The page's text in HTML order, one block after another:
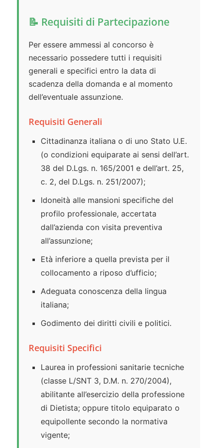
📝 Requisiti di Partecipazione
Per essere ammessi al concorso è
necessario possedere tutti i requisiti
generali e specifici entro la data di
scadenza della domanda e al momento
dell’eventuale assunzione.
Requisiti Generali
Cittadinanza italiana o di uno Stato U.E.
(o condizioni equiparate ai sensi dell’art.
38 del D.Lgs. n. 165/2001 e dell’art. 25,
c. 2, del D.Lgs. n. 251/2007);
Idoneità alle mansioni specifiche del
profilo professionale, accertata
dall’azienda con visita preventiva
all’assunzione;
Età inferiore a quella prevista per il
collocamento a riposo d’ufficio;
Adeguata conoscenza della lingua
italiana;
Godimento dei diritti civili e politici.
Requisiti Specifici
Laurea in professioni sanitarie tecniche
(classe L/SNT 3, D.M. n. 270/2004),
abilitante all’esercizio della professione
di Dietista; oppure titolo equiparato o
equipollente secondo la normativa
vigente;